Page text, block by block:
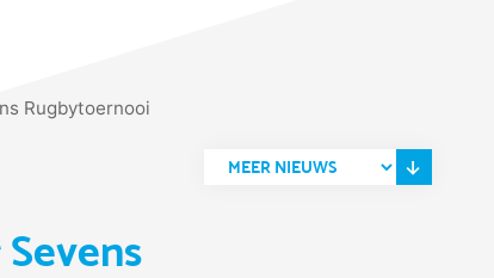
Rugbytoernooi